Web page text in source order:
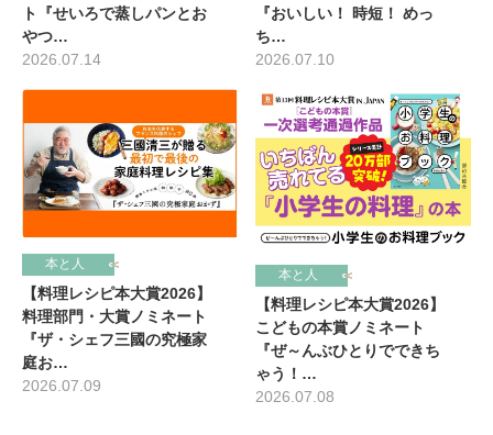
ト『せいろで蒸しパンとお
やつ…
2026.07.14
『おいしい！ 時短！ めっ
ち…
2026.07.10
本と人
【料理レシピ本大賞2026】
料理部門・大賞ノミネート
『ザ・シェフ三國の究極家
庭お…
2026.07.09
本と人
【料理レシピ本大賞2026】
こどもの本賞ノミネート
『ぜ～んぶひとりでできち
ゃう！…
2026.07.08